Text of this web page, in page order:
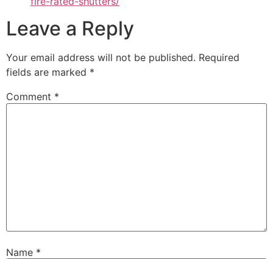
Leave a Reply
Your email address will not be published. Required
fields are marked *
Comment *
Name *